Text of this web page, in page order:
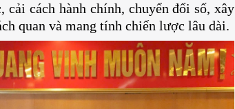
cách hành chính, chuyển đổi số, xây
quan và mang tính chiến lược lâu dài.